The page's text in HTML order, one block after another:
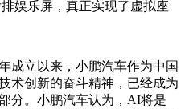
娱乐屏，真正实现了虚拟座
成立以来，小鹏汽车作为中国
术创新的奋斗精神，已经成为
分。小鹏汽车认为，AI将是